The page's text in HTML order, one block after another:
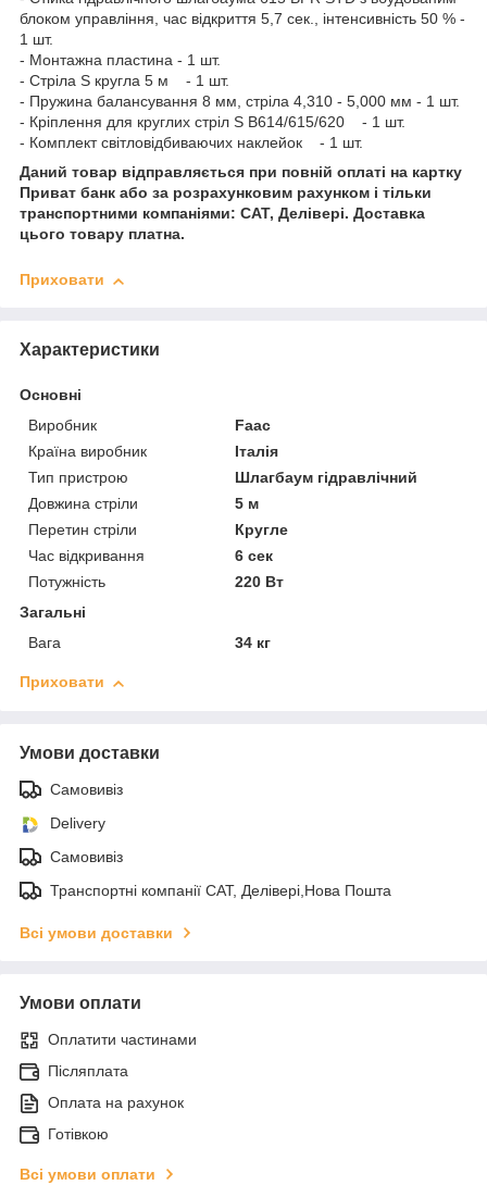
блоком управління, час відкриття 5,7 сек., інтенсивність 50 % -
1 шт.
- Монтажна пластина - 1 шт.
- Стріла S кругла 5 м - 1 шт.
- Пружина балансування 8 мм, стріла 4,310 - 5,000 мм - 1 шт.
- Кріплення для круглих стріл S B614/615/620 - 1 шт.
- Комплект світловідбиваючих наклейок - 1 шт.
Даний товар відправляється при повній оплаті на картку
Приват банк або за розрахунковим рахунком і тільки
транспортними компаніями: САТ, Делівері. Доставка
цього товару платна.
Приховати
Характеристики
Основні
Виробник
Faac
Країна виробник
Італія
Тип пристрою
Шлагбаум гідравлічний
Довжина стріли
5 м
Перетин стріли
Кругле
Час відкривання
6 сек
Потужність
220 Вт
Загальні
Вага
34 кг
Приховати
Умови доставки
Самовивіз
Delivery
Самовивіз
Транспортні компанії САТ, Делівері,Нова Пошта
Всі умови доставки
Умови оплати
Оплатити частинами
Післяплата
Оплата на рахунок
Готівкою
Всі умови оплати